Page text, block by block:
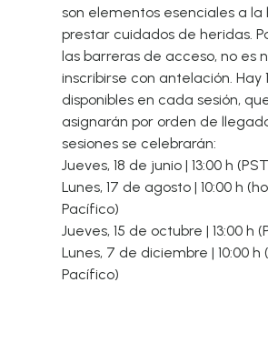
son elementos esenciales a la
prestar cuidados de heridas.
las barreras de acceso, no es
inscribirse con antelación. Hay
disponibles en cada sesión,
asignarán por orden de
sesiones se celebrarán:
Jueves, 18 de junio | 13:00 h
Lunes, 17 de agosto | 10:00 h
Pacífico)
Jueves, 15 de octubre | 13:00 h
Lunes, 7 de diciembre | 10:00 h
Pacífico)